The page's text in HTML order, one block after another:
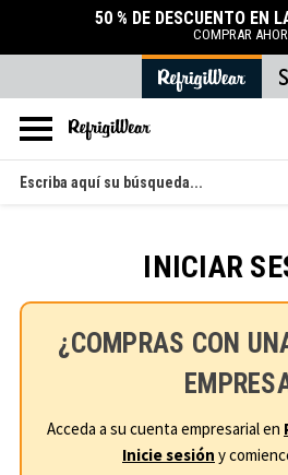
Ir al
50 % DE DESCUENTO EN
COMPRAR
Buscar
en
INICIAR
¿COMPRAS CON
Acceda a su cuenta empresarial en
Inicie sesión y